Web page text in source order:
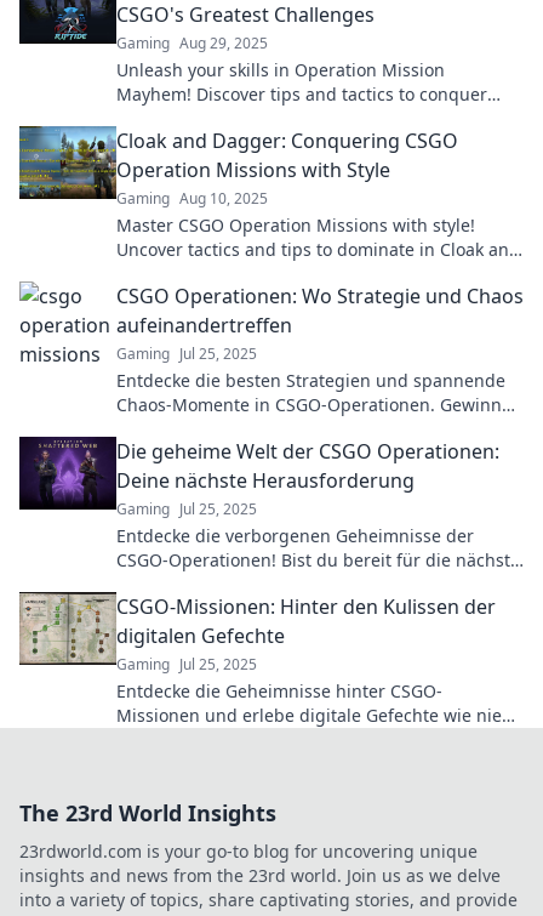
CSGO's Greatest Challenges
Gaming Aug 29, 2025
Unleash your skills in Operation Mission
Mayhem! Discover tips and tactics to conquer
game!
Cloak and Dagger: Conquering CSGO
Operation Missions with Style
Gaming Aug 10, 2025
Master CSGO Operation Missions with style!
Uncover tactics and tips to dominate in Cloak and
CSGO Operationen: Wo Strategie und Chaos
aufeinandertreffen
Gaming Jul 25, 2025
Entdecke die besten Strategien und spannende
Chaos-Momente in CSGO-Operationen. Gewinne
Die geheime Welt der CSGO Operationen:
Deine nächste Herausforderung
Gaming Jul 25, 2025
Entdecke die verborgenen Geheimnisse der
CSGO-Operationen! Bist du bereit für die nächste
CSGO-Missionen: Hinter den Kulissen der
digitalen Gefechte
Gaming Jul 25, 2025
Entdecke die Geheimnisse hinter CSGO-
Missionen und erlebe digitale Gefechte wie nie
The 23rd World Insights
23rdworld.com is your go-to blog for uncovering unique
insights and news from the 23rd world. Join us as we delve
into a variety of topics, share captivating stories, and provide